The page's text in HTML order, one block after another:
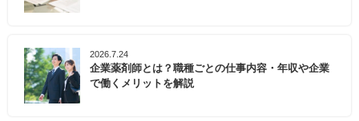
2026.7.24
企業薬剤師とは？職種ごとの仕事内容・年収や企業
で働くメリットを解説